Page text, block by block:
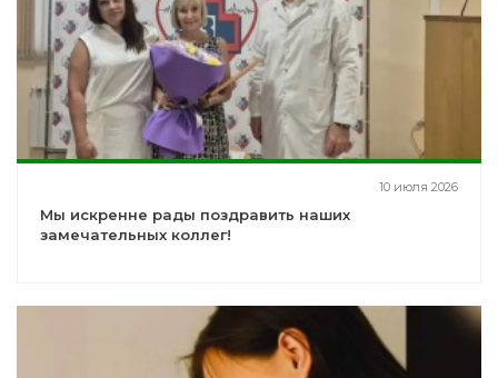
10 июля 2026
Мы искренне рады поздравить наших
замечательных коллег!